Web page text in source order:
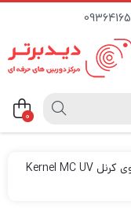
0
فیلتر لنز عکاسی یو وی کرنل Kernel MC UV